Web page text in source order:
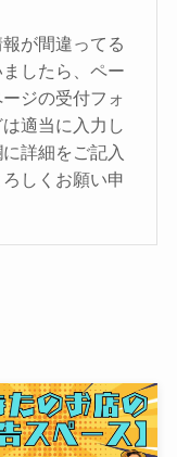
が間違ってる
したら、ペー
ジの受付フォ
適当に入力し
詳細をご記入
しくお願い申